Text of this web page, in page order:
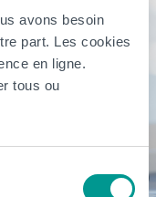
avons besoin
part. Les cookies
en ligne.
tous ou